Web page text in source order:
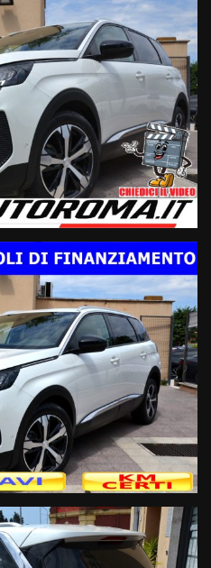
DEI TAGLIANDI
CERTO E CERTIFICATO
all’apertura di un
A DISPOSIZIONE PER
E STATO D'USO IN CASA
tagliandata
Grip Control
ripiegabili elettricamente